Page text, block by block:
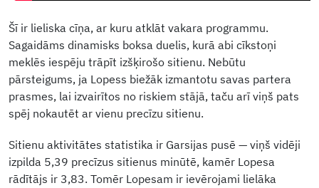
Šī ir lieliska cīņa, ar kuru atklāt vakara programmu.
Sagaidāms dinamisks boksa duelis, kurā abi cīkstoņi
meklēs iespēju trāpīt izšķirošo sitienu. Nebūtu
pārsteigums, ja Lopess biežāk izmantotu savas partera
prasmes, lai izvairītos no riskiem stājā, taču arī viņš pats
spēj nokautēt ar vienu precīzu sitienu.
Sitienu aktivitātes statistika ir Garsijas pusē — viņš vidēji
izpilda 5,39 precīzus sitienus minūtē, kamēr Lopesa
rādītājs ir 3,83. Tomēr Lopesam ir ievērojami lielāka